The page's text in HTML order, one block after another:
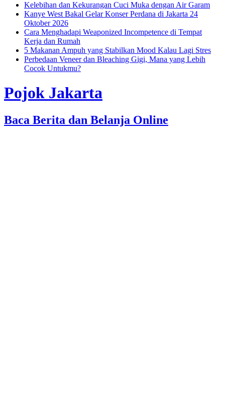
Kelebihan dan Kekurangan Cuci Muka dengan Air Garam
Kanye West Bakal Gelar Konser Perdana di Jakarta 24
Oktober 2026
Cara Menghadapi Weaponized Incompetence di Tempat
Kerja dan Rumah
5 Makanan Ampuh yang Stabilkan Mood Kalau Lagi Stres
Perbedaan Veneer dan Bleaching Gigi, Mana yang Lebih
Cocok Untukmu?
Pojok Jakarta
Baca Berita dan Belanja Online